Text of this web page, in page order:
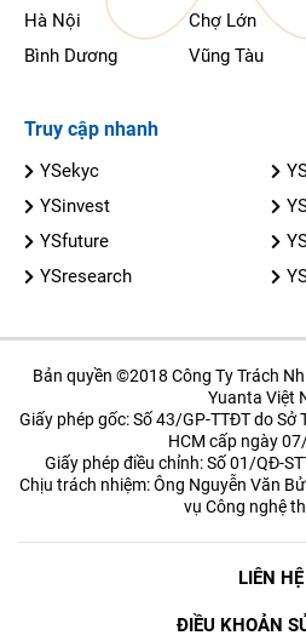
Hà Nội Chợ Lớn
Bình Dương
Vũng Tàu
Truy cập nhanh
YSekyc
YSinvest
YSfuture
YSresearch
Bản quyền ©2018 Công Ty Trách
Yuanta Việt
Giấy phép gốc: Số 43/GP-TTĐT do Sở
HCM cấp ngày
Giấy phép điều chỉnh: Số 01/QĐ-
Chịu trách nhiệm: Ông Nguyễn Văn
vụ Công nghệ
LIÊN HỆ
ĐIỀU KHOẢN